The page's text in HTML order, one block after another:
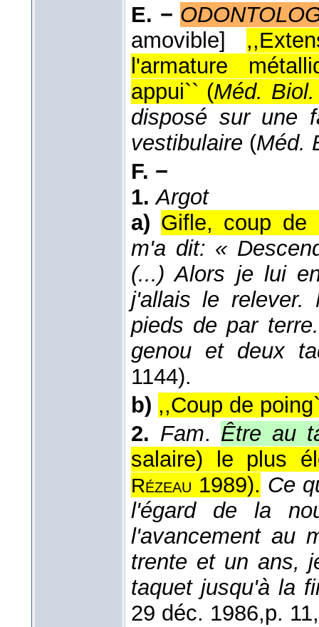
E. −
amovible]
l'armature
appui`` (Méd.
disposé sur une
vestibulaire (Méd.
F. −
1. Argot
a) Gifle, coup de
m'a dit: «
(...) Alors je lui
j'allais le relever.
pieds de par
genou et deux
1144).
b) ,,Coup de
2. Fam. Être au
salaire) le plus
Rézeau 1989). Ce
l'égard de la
l'avancement au
trente et un ans,
taquet jusqu'à la
29 déc. 1986,p.